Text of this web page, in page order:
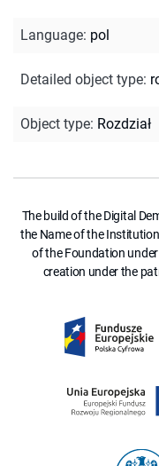
Language: pol
Detailed object type:
Object type: Rozdział
The build of the Digital
the Name of the
of the Foundation
creation under the